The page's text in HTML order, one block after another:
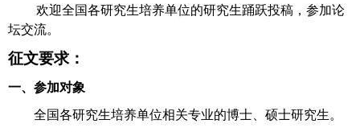
欢迎全国各研究生培养单位的研究生踊跃投稿，参加论
坛交流。
征文要求：
一、参加对象
全国各研究生培养单位相关专业的博士、硕士研究生。